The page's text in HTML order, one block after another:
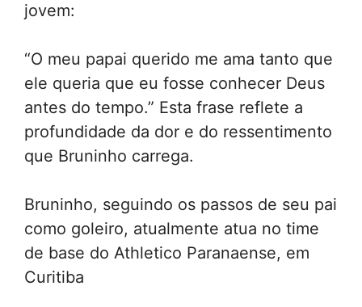
jovem:
“O meu papai querido me ama tanto que
ele queria que eu fosse conhecer Deus
antes do tempo.” Esta frase reflete a
profundidade da dor e do ressentimento
que Bruninho carrega.
Bruninho, seguindo os passos de seu pai
como goleiro, atualmente atua no time
de base do Athletico Paranaense, em
Curitiba